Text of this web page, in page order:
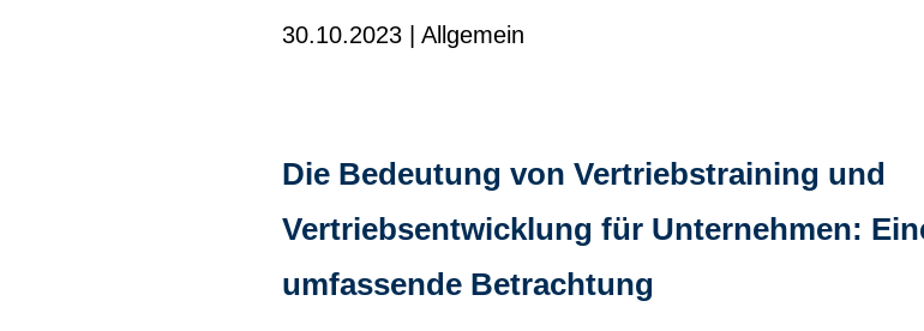
30.10.2023 |Allgemein
Die Bedeutung von Vertriebstraining und
Vertriebsentwicklung für Unternehmen:
umfassende Betrachtung